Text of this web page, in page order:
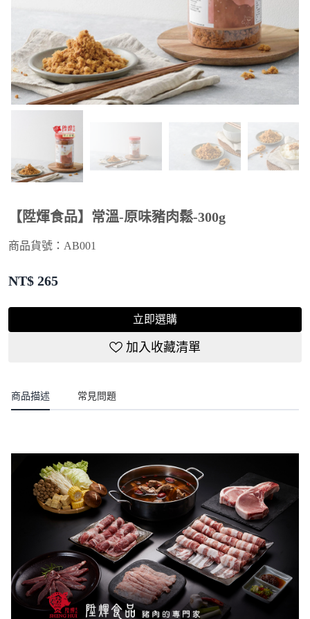
【陞煇食品】常溫-原味豬肉鬆-300g
商品貨號：AB001
NT$ 265
立即選購
加入收藏清單
商品描述 常見問題